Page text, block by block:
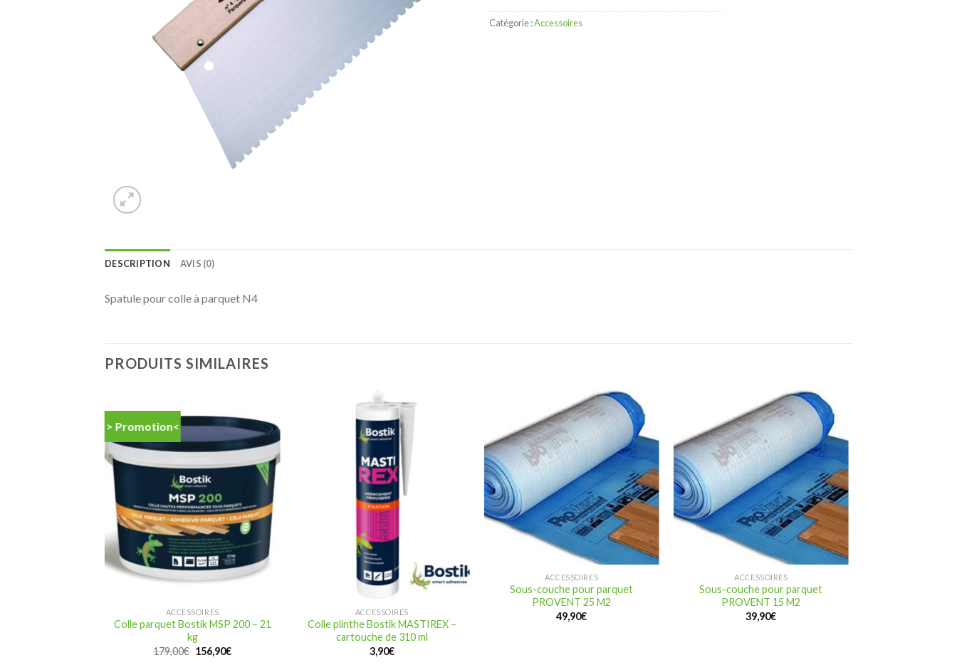
Catégorie :Accessoires
DESCRIPTION AVIS (0)
Spatule pour colle à parquet N4
PRODUITS SIMILAIRES
> Promotion<
ACCESSOIRES
Colle parquet Bostik MSP 200 – 21
kg
179,00€ Le
156,90€Le
ACCESSOIRES
Colle plinthe Bostik MASTIREX –
cartouche de 310 ml
3,90€
ACCESSOIRES
Sous-couche pour parquet
PROVENT 25 M2
49,90€
ACCESSOIRES
Sous-couche pour parquet
PROVENT 15 M2
39,90€